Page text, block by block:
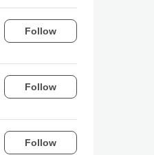
Follow
Follow
Follow